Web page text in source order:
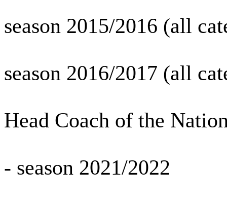
season 2015/2016 (all
season 2016/2017 (all
Head Coach of the
- season 2021/2022